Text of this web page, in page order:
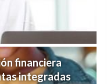
financiera
integradas